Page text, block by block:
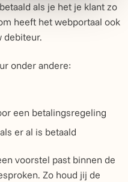
als je het je klant zo
heeft het webportaal ook
debiteur.
onder andere:
een betalingsregeling
er al is betaald
voorstel past binnen de
Zo houd jij de